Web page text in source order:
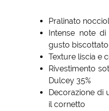
Pralinato
Intense note
gusto
Texture liscia e
Rivestimento
Dulcey 35%
Decorazione di
il cornetto